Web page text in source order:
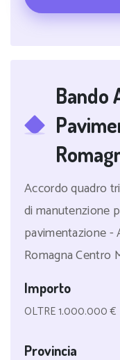
Bando
Accordo quadro
di manutenzione
pavimentazione -
Romagna Centro
Importo
OLTRE 1.000.000 €
Provincia